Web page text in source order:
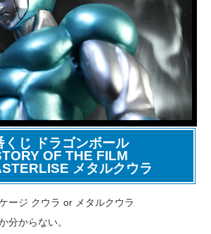
くじ ドラゴンボール
OF THE FILM
メタルクウラ
ージ クウラ or メタルクウラ
分からない。